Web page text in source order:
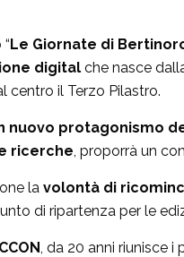
Le Giornate di
digital che nasce
centro il Terzo Pilastro.
nuovo protagonismo
ricerche, proporrà un
la volontà di
di ripartenza per le
, da 20 anni riunisce